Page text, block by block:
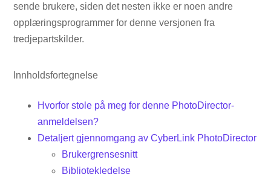
sende brukere, siden det nesten ikke er noen andre
opplæringsprogrammer for denne versjonen fra
tredjepartskilder.
Innholdsfortegnelse
Hvorfor stole på meg for denne PhotoDirector-
anmeldelsen?
Detaljert gjennomgang av CyberLink PhotoDirector
Brukergrensesnitt
Bibliotekledelse